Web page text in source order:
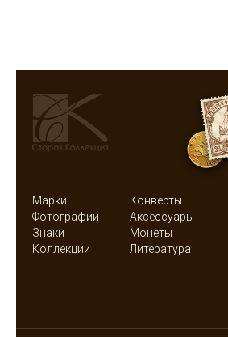
Марки Конверты
Фотографии
Аксессуары
Знаки
Монеты
Коллекции
Литература